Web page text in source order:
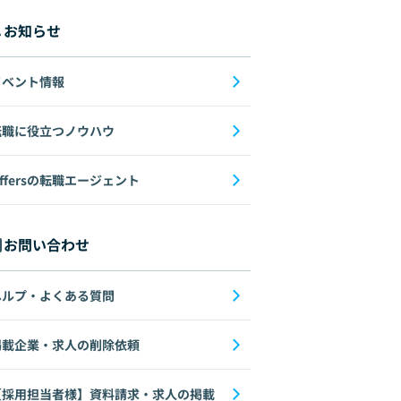
お知らせ
ント情報
に役立つノウハウ
の転職エージェント
お問い合わせ
プ・よくある質問
企業・求人の削除依頼
用担当者様】資料請求・求人の掲載